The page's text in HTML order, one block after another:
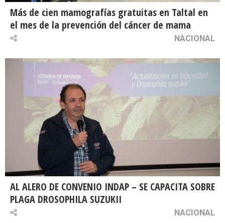
Más de cien mamografías gratuitas en Taltal en
el mes de la prevención del cáncer de mama
NACIONAL
AL ALERO DE CONVENIO INDAP – SE CAPACITA SOBRE
PLAGA DROSOPHILA SUZUKII
NACIONAL